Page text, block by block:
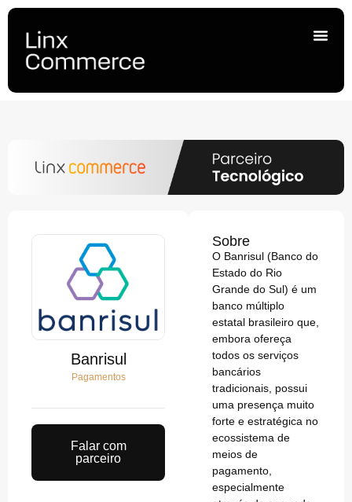
Banrisul
Pagamentos
Falar com
parceiro
Sobre
O Banrisul (Banco do
Estado do Rio
Grande do Sul) é um
banco múltiplo
estatal brasileiro que,
embora ofereça
todos os serviços
bancários
tradicionais, possui
uma presença muito
forte e estratégica no
ecossistema de
meios de
pagamento,
especialmente